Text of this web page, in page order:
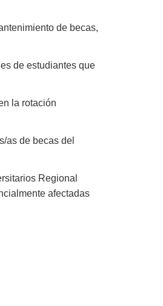
de becas,
de estudiantes que
la rotación
as de becas del
Regional
afectadas